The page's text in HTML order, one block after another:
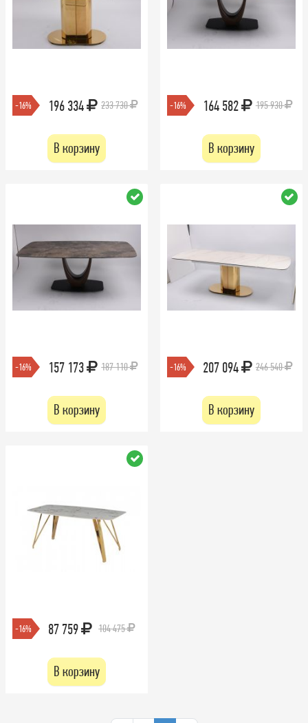
-16% 196 334 233 730
В корзину
-16% 164 582 195 930
В корзину
-16% 157 173 187 110
В корзину
-16% 207 094 246 540
В корзину
-16% 87 759 104 475
В корзину